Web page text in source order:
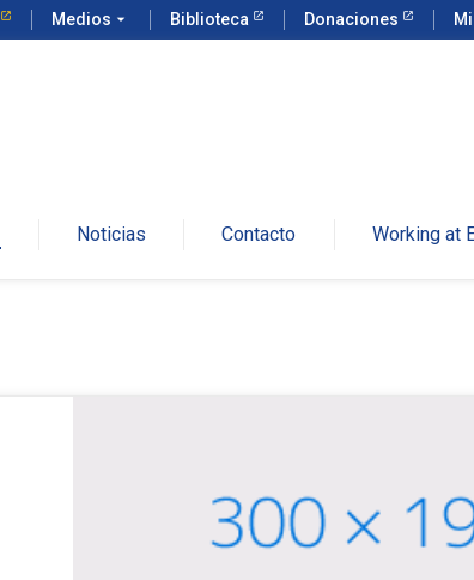
Medios arrow_drop_down Biblioteca Donaciones
Noticias Contacto Working at